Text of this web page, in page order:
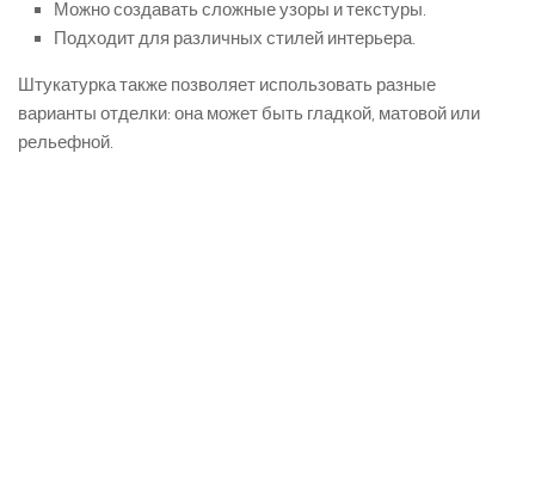
Можно создавать сложные узоры и текстуры.
Подходит для различных стилей интерьера.
Штукатурка также позволяет использовать разные
варианты отделки: она может быть гладкой, матовой или
рельефной.